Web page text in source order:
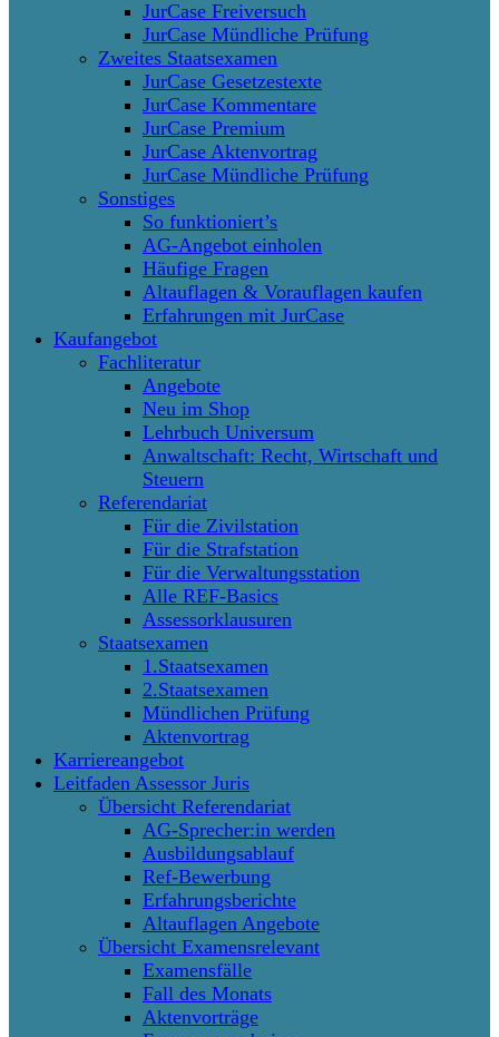
JurCase Freiversuch
JurCase Mündliche Prüfung
Zweites Staatsexamen
JurCase Gesetzestexte
JurCase Kommentare
JurCase Premium
JurCase Aktenvortrag
JurCase Mündliche Prüfung
Sonstiges
So funktioniert’s
AG-Angebot einholen
Häufige Fragen
Altauflagen & Vorauflagen kaufen
Erfahrungen mit JurCase
Kaufangebot
Fachliteratur
Angebote
Neu im Shop
Lehrbuch Universum
Anwaltschaft: Recht, Wirtschaft und
Steuern
Referendariat
Für die Zivilstation
Für die Strafstation
Für die Verwaltungsstation
Alle REF-Basics
Assessorklausuren
Staatsexamen
1.Staatsexamen
2.Staatsexamen
Mündlichen Prüfung
Aktenvortrag
Karriereangebot
Leitfaden Assessor Juris
Übersicht Referendariat
AG-Sprecher:in werden
Ausbildungsablauf
Ref-Bewerbung
Erfahrungsberichte
Altauflagen Angebote
Übersicht Examensrelevant
Examensfälle
Fall des Monats
Aktenvorträge